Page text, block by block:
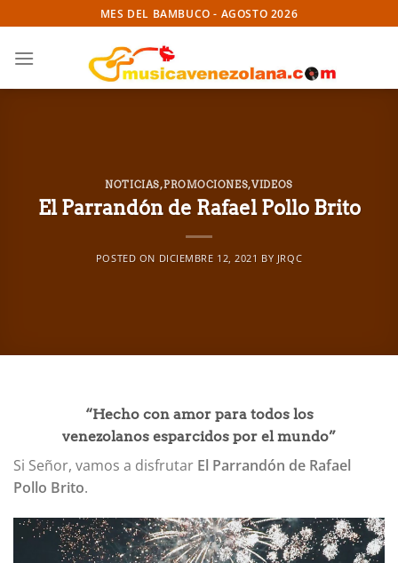
to
content
MES DEL BAMBUCO - AGOSTO 2026
NOTICIAS,PROMOCIONES,VIDEOS
El Parrandón de Rafael Pollo Brito
POSTED ON DICIEMBRE 12, 2021 BY JRQC
“Hecho con amor para todos los
venezolanos esparcidos por el mundo”
Si Señor, vamos a disfrutar El Parrandón de Rafael
Pollo Brito.